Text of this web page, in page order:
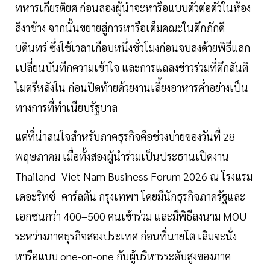
ทหารเกียรติยศ ก่อนสองผู้นำจะหารือแบบตัวต่อตัวในห้อง
สีงาช้าง จากนั้นขยายสู่การหารือเต็มคณะในตึกภักดี
บดินทร์ ซึ่งใช้เวลาเกือบหนึ่งชั่วโมงก่อนจบลงด้วยพิธีแลก
เปลี่ยนบันทึกความเข้าใจ และการแถลงข่าวร่วมที่ตึกสันติ
ไมตรีหลังใน ก่อนปิดท้ายด้วยงานเลี้ยงอาหารค่ำอย่างเป็น
ทางการที่ทำเนียบรัฐบาล
แต่ที่น่าสนใจสำหรับภาคธุรกิจคือช่วงบ่ายของวันที่ 28
พฤษภาคม เมื่อทั้งสองผู้นำร่วมเป็นประธานเปิดงาน
Thailand–Viet Nam Business Forum 2026 ณ โรงแรม
เดอะริทซ์–คาร์ลตัน กรุงเทพฯ โดยมีนักธุรกิจภาครัฐและ
เอกชนกว่า 400–500 คนเข้าร่วม และมีพิธีลงนาม MOU
ระหว่างภาคธุรกิจสองประเทศ ก่อนที่นายโต เลิมจะนั่ง
หารือแบบ one-on-one กับผู้บริหารระดับสูงของภาค